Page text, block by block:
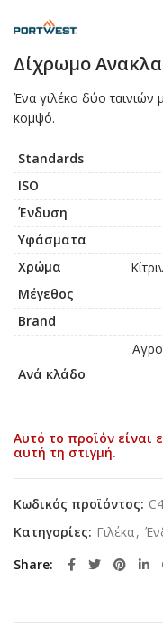
Δίχρωμο
Ένα γιλέκο δύο ταινιών
κομψό.
Standards
ISO
Ένδυση
Υφάσματα
Χρώμα
Μέγεθος
Brand
Ανά κλάδο
Αυτό το προϊόν είναι
αυτή τη στιγμή.
Κωδικός προϊόντος:
Κατηγορίες: Γιλέκα,
Share